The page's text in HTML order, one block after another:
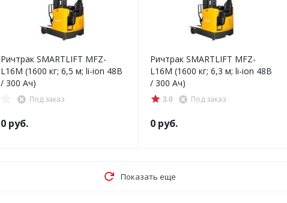
Ричтрак SMARTLIFT MFZ-
L16M (1600 кг; 6,5 м; li-ion 48В
/ 300 Ач)
Под заказ
0 руб.
Ричтрак SMARTLIFT MFZ-
L16M (1600 кг; 6,3 м; li-ion 48В
/ 300 Ач)
3.0 Под заказ
0 руб.
Показать еще